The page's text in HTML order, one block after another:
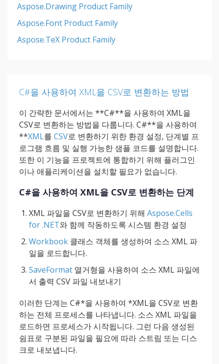
Aspose.Drawing Product Family
Aspose.Font Product Family
Aspose.TeX Product Family
C#을 사용하여 XML을 CSV로 변환하는 방법
이 간략한 문서에서는 **C#**을 사용하여 XML을
CSV로 변환하는 방법을 다룹니다. C#**을 사용하여
**XML를 CSV로 변환하기 위한 환경 설정, 단계별 프
로그램 흐름 및 실행 가능한 샘플 코드를 설명합니다.
또한 이 기능을 프로젝트에 통합하기 위해 플러그인
이나 애플리케이션을 설치할 필요가 없습니다.
C#을 사용하여 XML을 CSV로 변환하는 단계
XML 파일을 CSV로 변환하기 위해 Aspose.Cells
for .NET와 함께 작동하도록 시스템 환경 설정
Workbook 클래스 객체를 생성하여 소스 XML 파
일을 로드합니다.
SaveFormat 열거형을 사용하여 소스 XML 파일에
서 출력 CSV 파일 내보내기
이러한 단계는 C#*을 사용하여 *XML을 CSV로 변환
하는 전체 프로세스를 나타냅니다. 소스 XML 파일을
로드하면 프로세스가 시작됩니다. 그런 다음 생성된
쉼표로 구분된 파일을 필요에 따라 스트림 또는 디스
크로 내보냅니다.